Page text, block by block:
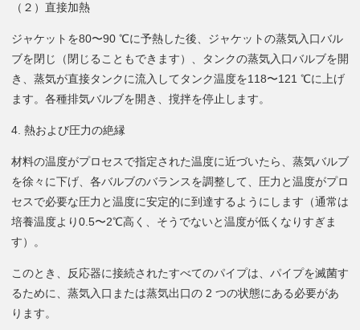
（２）直接加熱
ジャケットを80〜90 ℃に予熱した後、ジャケットの蒸気入口バル
ブを閉じ（閉じることもできます）、タンクの蒸気入口バルブを開
き、蒸気が直接タンクに流入してタンク温度を118〜121 ℃に上げ
ます。各種排気バルブを開き、撹拌を停止します。
4. 熱および圧力の絶縁
材料の温度がプロセスで指定された温度に近づいたら、蒸気バルブ
を徐々に下げ、各バルブのバランスを調整して、圧力と温度がプロ
セスで必要な圧力と温度に安定的に到達するようにします（通常は
培養温度より0.5〜2℃高く、そうでないと温度が低くなりすぎま
す）。
このとき、反応器に接続されたすべてのパイプは、パイプを滅菌す
るために、蒸気入口または蒸気出口の 2 つの状態にある必要があ
ります。